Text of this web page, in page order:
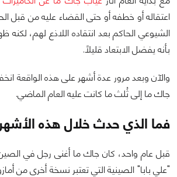
اعتقاله أو خطفه أو حتى القضاء عليه من قبل
الشيوعي الحاكم بعد انتقاده اللاذع لهم، لكنه
بأنه يفضل الابتعاد قليلاً.
والآن وبعد مرور عدة أشهر على هذه الواقعة
جاك ما إلى ثُلث ما كانت عليه العام الماضي.
فما الذي حدث خلال هذه
قبل عام واحد، كان جاك ما أغنى رجل في
"علي بابا" الصينية التي تعتبر نسخة أخرى من